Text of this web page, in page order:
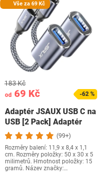
Vše za 69 Kč
od 69 Kč
183 Kč
-62 %
Adaptér JSAUX USB C na
USB [2 Pack] Adaptér
OTG Typ C na…(99+)
Rozměry balení: 11,9 x 8,4 x 1,1
cm. Rozměry položky: 50 x 30 x 5
milimetrů. Hmotnost položky: 15
gramů. Název značky:…